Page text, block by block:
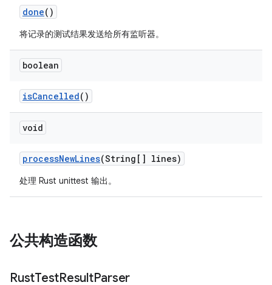
done()
将记录的测试结果发送给所有监听器。
boolean
isCancelled()
void
processNewLines(String[] lines)
处理 Rust unittest 输出。
公共构造函数
RustTestResultParser